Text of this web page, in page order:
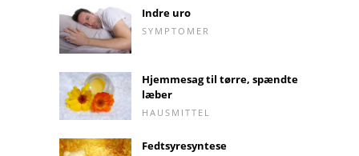
Indre uro
SYMPTOMER
Hjemmesag til tørre, spændte
læber
HAUSMITTEL
Fedtsyresyntese